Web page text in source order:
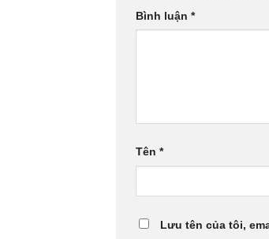
Bình luận *
Tên *
Lưu tên của tôi,